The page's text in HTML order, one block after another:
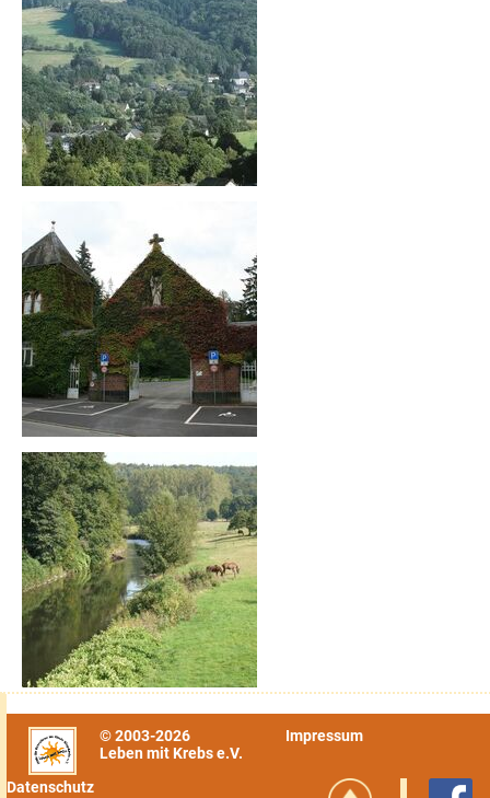
© 2003-2026
Leben mit Krebs e.V.
Impressum
Datenschutz